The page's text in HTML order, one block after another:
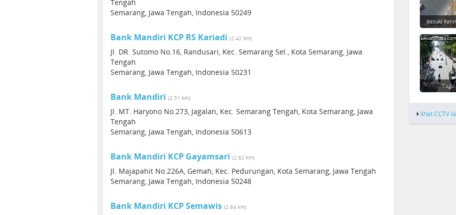
Tengah
Semarang, Jawa Tengah, Indonesia 50249
Bank Mandiri KCP RS Kariadi (2.42 km)
Jl. DR. Sutomo No.16, Randusari, Kec. Semarang Sel., Kota Semarang, Jawa
Tengah
Semarang, Jawa Tengah, Indonesia 50231
Bank Mandiri (2.51 km)
Jl. MT. Haryono No.273, Jagalan, Kec. Semarang Tengah, Kota Semarang, Jawa
Tengah
Semarang, Jawa Tengah, Indonesia 50613
Bank Mandiri KCP Gayamsari (2.82 km)
Jl. Majapahit No.226A, Gemah, Kec. Pedurungan, Kota Semarang, Jawa Tengah
Semarang, Jawa Tengah, Indonesia 50248
Bank Mandiri KCP Semawis (2.84 km)
Basuki
Tugu
lihat CCTV